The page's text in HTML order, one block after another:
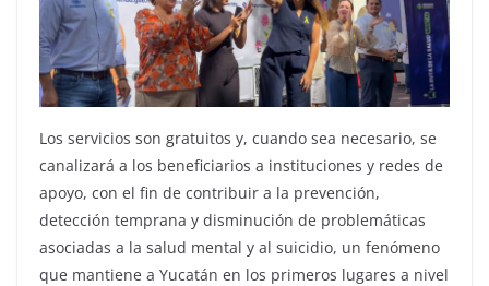
Los servicios son gratuitos y, cuando sea necesario, se
canalizará a los beneficiarios a instituciones y redes de
apoyo, con el fin de contribuir a la prevención,
detección temprana y disminución de problemáticas
asociadas a la salud mental y al suicidio, un fenómeno
que mantiene a Yucatán en los primeros lugares a nivel